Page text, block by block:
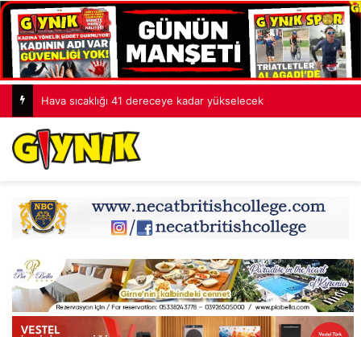
Hava sıcaklığı 41 dereceye kadar yükselecek